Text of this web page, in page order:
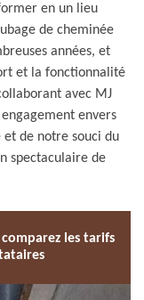
en un lieu
de cheminée
années, et
et la fonctionnalité
avec MJ
envers
et de notre souci du
spectaculaire de
les tarifs